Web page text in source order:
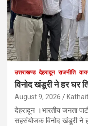
उत्तराखण्ड देहरादून राजनीति
विनोद खंडूरी ने हर घर
August 9, 2026
देहरादून ।भारतीय जनता
सहसंयोजक विनोद खंडूरी ने